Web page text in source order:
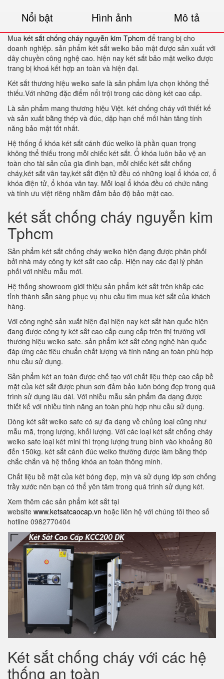
Nổi bật Hình ảnh Mô tả
Mua két sắt chống cháy nguyễn kim Tphcm để trang bị cho
doanh nghiệp. sản phẩm két sắt welko bảo mật được sản xuất với
dây chuyền công nghệ cao. hiện nay két sắt bảo mật welko được
trang bị khoá kết hợp an toàn và hiện đại.
Két sắt thương hiệu welko safe là sản phẩm lựa chọn không thể
thiếu.Với những đặc điểm nổi trội trong các dòng két cao cấp.
Là sản phẩm mang thương hiệu Việt. két chống cháy với thiết kế
và sản xuất bằng thép và đúc, dập hạn chế mối hàn tăng tính
năng bảo mật tốt nhất.
Hệ thống ổ khóa két sắt cánh đúc welko là phần quan trọng
không thể thiếu trong mỗi chiếc két sắt. Ổ khóa luôn bảo vệ an
toàn cho tài sản của gia đình bạn, mỗi chiếc két sắt chống
cháy,két sắt vân tay,két sắt điện tử đều có những loại ổ khóa cơ, ổ
khóa điện tử, ổ khóa vân tay. Mỗi loại ổ khóa đều có chức năng
và tính ưu việt riêng nhằm đảm bảo độ bảo mật cao.
két sắt chống cháy nguyễn kim
Tphcm
Sản phẩm két sắt chống cháy welko hiện đạng được phân phối
bởi nhà máy công ty két sắt cao cấp. Hiện nay các đại lý phân
phối với nhiều mẫu mới.
Hệ thống showroom giới thiệu sản phẩm két sắt trên khắp các
tỉnh thành sẵn sàng phục vụ nhu cầu tìm mua két sắt của khách
hàng.
Với công nghệ sản xuất hiện đại hiện nay két sắt hàn quốc hiện
đang được công ty két sắt cao cấp cung cấp trên thị trường với
thương hiệu welko safe. sản phẩm két sắt công nghệ hàn quốc
đáp ứng các tiêu chuẩn chất lượng và tính năng an toàn phù hợp
nhu cầu sử dụng.
Sản phẩm két an toàn được chế tạo với chất liệu thép cao cấp bề
mặt của két sắt được phun sơn đảm bảo luôn bóng đẹp trong quá
trình sử dụng lâu dài. Với nhiều mẫu sản phẩm đa dạng được
thiết kế với nhiều tính năng an toàn phù hợp nhu cầu sử dụng.
Dòng két sắt welko safe có sự đa dạng về chủng loại cũng như
mẫu mã, trọng lượng, khối lượng. Với các loại két sắt chống cháy
welko safe loại két mini thì trọng lượng trung bình vào khoảng 80
đến 150kg. két sắt cánh đúc welko thường được làm bằng thép
chắc chắn và hệ thống khóa an toàn thông minh.
Chất liệu bề mặt của két bóng đẹp, mịn và sử dụng lớp sơn chống
trầy xước nên bạn có thể yên tâm trong quá trình sử dụng két.
Xem thêm các sản phẩm két sắt tại
website www.ketsatcaocap.vn hoặc liên hệ với chúng tôi theo số
hotline 0982770404
Két sắt chống cháy với các hệ
thống an toàn